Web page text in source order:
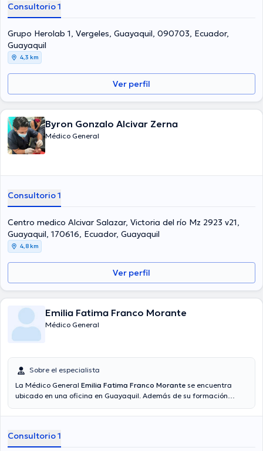
Consultorio 1
Grupo Herolab 1, Vergeles, Guayaquil, 090703, Ecuador,
Guayaquil
4,3 km
Ver perfil
Byron Gonzalo Alcivar Zerna
Médico General
Consultorio 1
Centro medico Alcivar Salazar, Victoria del río Mz 2923 v21,
Guayaquil, 170616, Ecuador, Guayaquil
4,8 km
Ver perfil
Emilia Fatima Franco Morante
Médico General
Sobre el especialista
La Médico General Emilia Fatima Franco Morante se encuentra
ubicado en una oficina en Guayaquil. Además de su formación
en su área de especialidad. La profesional de la salud posee años
se ha desempeñado como miembro de diversas asociaciones
médicas. Emilia Fatima Franco Morante ha intervenido en múltiples
Consultorio 1